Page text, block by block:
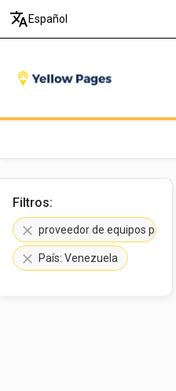
translate Español
Filtros:
clear proveedor de equipos para
clear País: Venezuela